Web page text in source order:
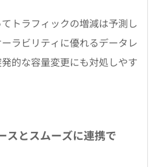
トラフィックの増減は予測し
ラビリティに優れるデータレ
的な容量変更にも対処しやす
スとスムーズに連携で